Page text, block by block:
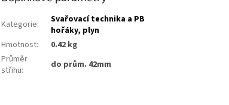
Kategorie:
Svařovací technika a PB
hořáky, plyn
Hmotnost:
0.42 kg
Průměr
střihu: do prům. 42mm